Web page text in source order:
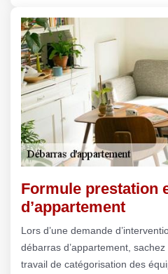
Formule prestation
d’appartement
Lors d’une demande
débarras d’appartement,
travail de catégorisation des